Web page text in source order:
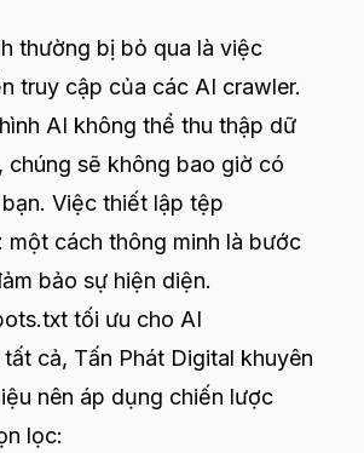
thường bị bỏ qua là việc
truy cập của các AI crawler.
AI không thể thu thập dữ
chúng sẽ không bao giờ có
Việc thiết lập tệp
một cách thông minh là bước
bảo sự hiện diện.
tối ưu cho AI
cả, Tấn Phát Digital khuyên
nên áp dụng chiến lược
lọc: